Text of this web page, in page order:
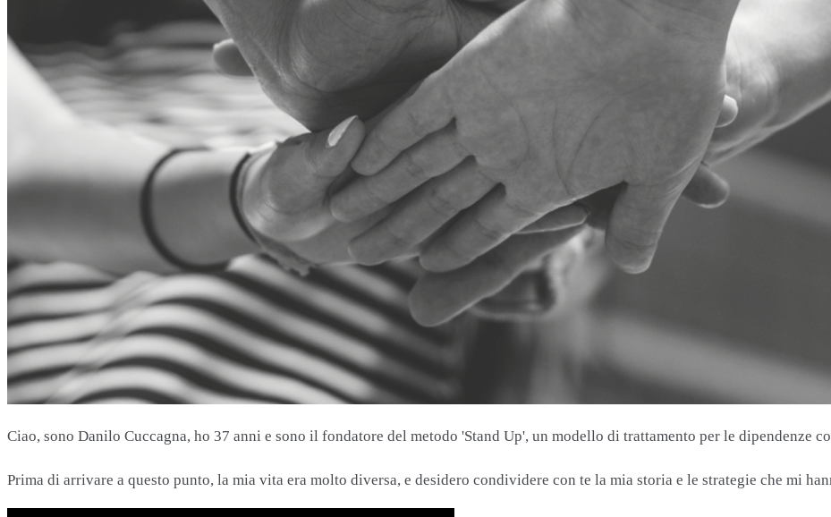
Ciao, sono Danilo Cuccagna, ho 37 anni e sono il fondatore del metodo 'Stand Up', un modello di trattamento per le dipendenze
Prima di arrivare a questo punto, la mia vita era molto diversa, e desidero condividere con te la mia storia e le strategie che mi